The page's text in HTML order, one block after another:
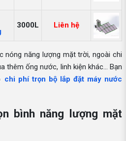
3000L Liên hệ
nóng năng lượng mặt trời, ngoài chi
thêm ống nước, linh kiện khác... Bạn
chi phí trọn bộ lắp đặt máy nước
bình năng lượng mặt